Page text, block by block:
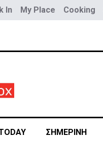
In My Place Cooking
ΣΗΜΕΡΙΝΗ